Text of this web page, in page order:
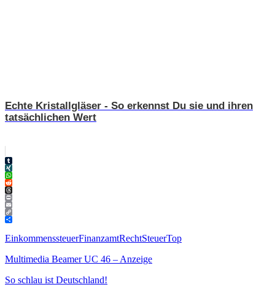
Echte Kristallgläser - So erkennst Du sie und ihren
tatsächlichen Wert
Tumblr
XING
WhatsApp
Reddit
Threads
Print
Email
Copy
Link
Teilen
EinkommenssteuerFinanzamtRechtSteuerTop
Multimedia Beamer UC 46 – Anzeige
So schlau ist Deutschland!